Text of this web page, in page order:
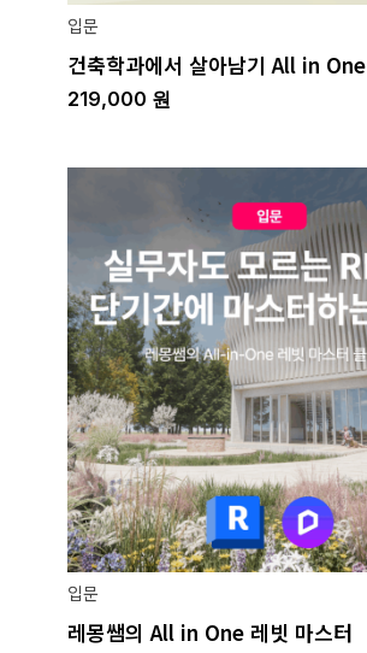
입문
건축학과에서 살아남기 All in One
219,000 원
입문
레몽쌤의 All in One 레빗 마스터